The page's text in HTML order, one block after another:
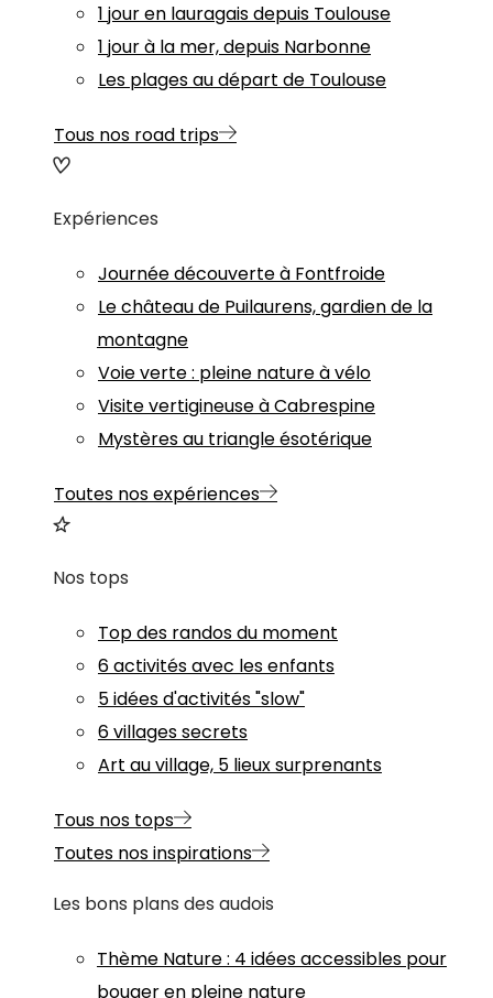
1 jour en lauragais depuis Toulouse
1 jour à la mer, depuis Narbonne
Les plages au départ de Toulouse
Tous nos road trips
Expériences
Journée découverte à Fontfroide
Le château de Puilaurens, gardien de la
montagne
Voie verte : pleine nature à vélo
Visite vertigineuse à Cabrespine
Mystères au triangle ésotérique
Toutes nos expériences
Nos tops
Top des randos du moment
6 activités avec les enfants
5 idées d'activités "slow"
6 villages secrets
Art au village, 5 lieux surprenants
Tous nos tops
Toutes nos inspirations
Les bons plans des audois
Thème Nature: 4 idées accessibles pour
bouger en pleine nature